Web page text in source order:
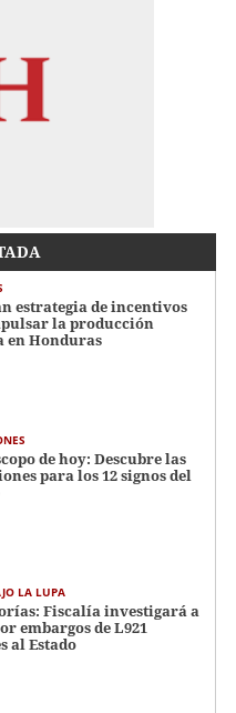
estrategia de incentivos
la producción
en Honduras
de hoy: Descubre las
para los 12 signos del
LA LUPA
Fiscalía investigará a
embargos de L921
al Estado